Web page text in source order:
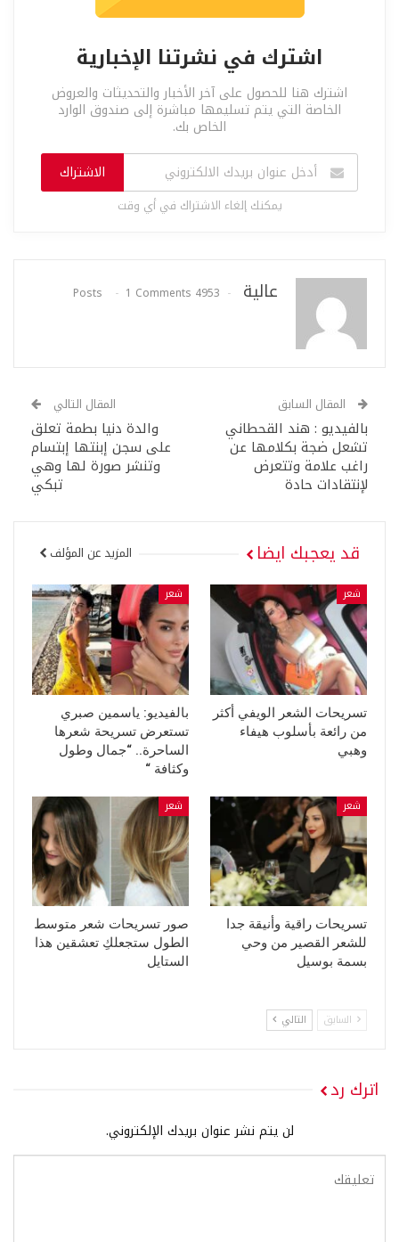
اشترك في نشرتنا الإخبارية
اشترك هنا للحصول على آخر الأخبار والتحديثات والعروض
الخاصة التي يتم تسليمها مباشرة إلى صندوق الوارد
الخاص بك.
الاشتراك
يمكنك إلغاء الاشتراك في أي وقت
عالية 4953 Posts
1 Comments
المقال السابق
بالفيديو : هند القحطاني
تشعل ضجة بكلامها عن
راغب علامة وتتعرض
لإنتقادات حادة
المقال التالي
والدة دنيا بطمة تعلق
على سجن إبنتها إبتسام
وتنشر صورة لها وهي
تبكي
قد يعجبك ايضا المزيد عن المؤلف
شعر
تسريحات الشعر الويفي أكثر
من رائعة بأسلوب هيفاء
وهبي
شعر
بالفيديو: ياسمين صبري
تستعرض تسريحة شعرها
الساحرة.. “جمال وطول
وكثافة “
شعر
تسريحات راقية وأنيقة جدا
للشعر القصير من وحي
بسمة بوسيل
شعر
صور تسريحات شعر متوسط
الطول ستجعلكِ تعشقين هذا
الستايل
السابق التالي
اترك رد
لن يتم نشر عنوان بريدك الإلكتروني.